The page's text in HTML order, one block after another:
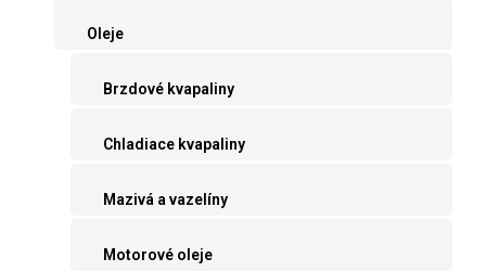
Oleje
Brzdové kvapaliny
Chladiace kvapaliny
Mazivá a vazelíny
Motorové oleje